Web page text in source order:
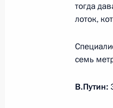
23
тогда
лоток,
семь
В.Путин: